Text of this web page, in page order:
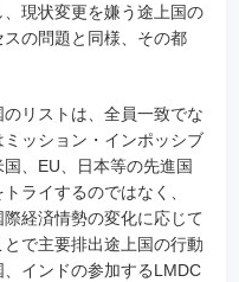
現状変更を嫌う途上国の
の問題と同様、その都
リストは、全員一致でな
ッション・インポッシブ
、EU、日本等の先進国
ライするのではなく、
際経済情勢の変化に応じて
で主要排出途上国の行動
インドの参加するLMDC